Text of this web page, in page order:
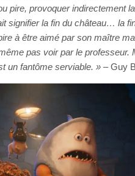
pire, provoquer indirectement
signifier la fin du château… la
à être aimé par son maître
pas voir par le professeur.
un fantôme serviable. » – Guy